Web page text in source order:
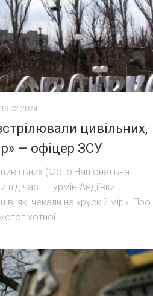
19.02.2024
цивільних,
— офіцер ЗСУ
(Фото:Національна
під час штурмів Авдіївки
які чекали на «рускій мір». Про